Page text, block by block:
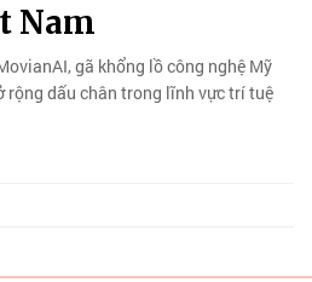
Nam
gã khổng lồ công nghệ Mỹ
rộng dấu chân trong lĩnh vực trí tuệ